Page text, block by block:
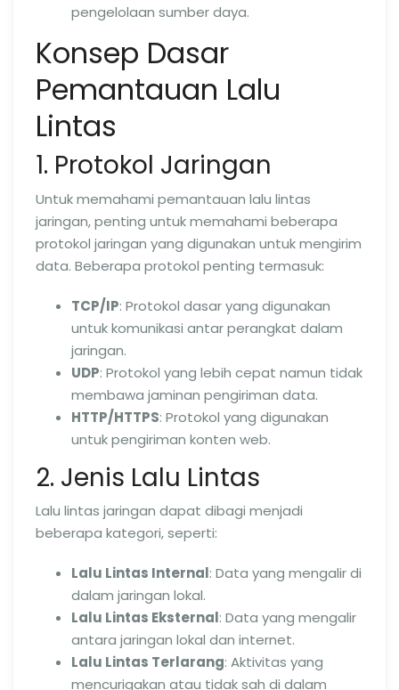
pengelolaan sumber daya.
Konsep Dasar
Pemantauan Lalu
Lintas
1. Protokol Jaringan
Untuk memahami pemantauan lalu lintas
jaringan, penting untuk memahami beberapa
protokol jaringan yang digunakan untuk mengirim
data. Beberapa protokol penting termasuk:
TCP/IP: Protokol dasar yang digunakan
untuk komunikasi antar perangkat dalam
jaringan.
UDP: Protokol yang lebih cepat namun tidak
membawa jaminan pengiriman data.
HTTP/HTTPS: Protokol yang digunakan
untuk pengiriman konten web.
2. Jenis Lalu Lintas
Lalu lintas jaringan dapat dibagi menjadi
beberapa kategori, seperti:
Lalu Lintas Internal: Data yang mengalir di
dalam jaringan lokal.
Lalu Lintas Eksternal: Data yang mengalir
antara jaringan lokal dan internet.
Lalu Lintas Terlarang: Aktivitas yang
mencurigakan atau tidak sah di dalam